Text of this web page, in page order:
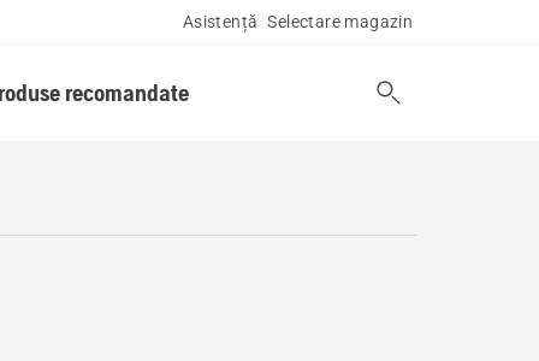
Asistență Selectare magazin
recomandate